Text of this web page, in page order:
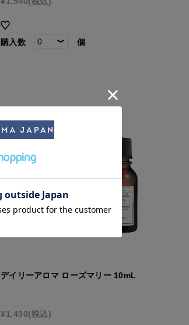
購入数 個
デイリーアロマ ローズマリー 10mL
¥1,430(税込)